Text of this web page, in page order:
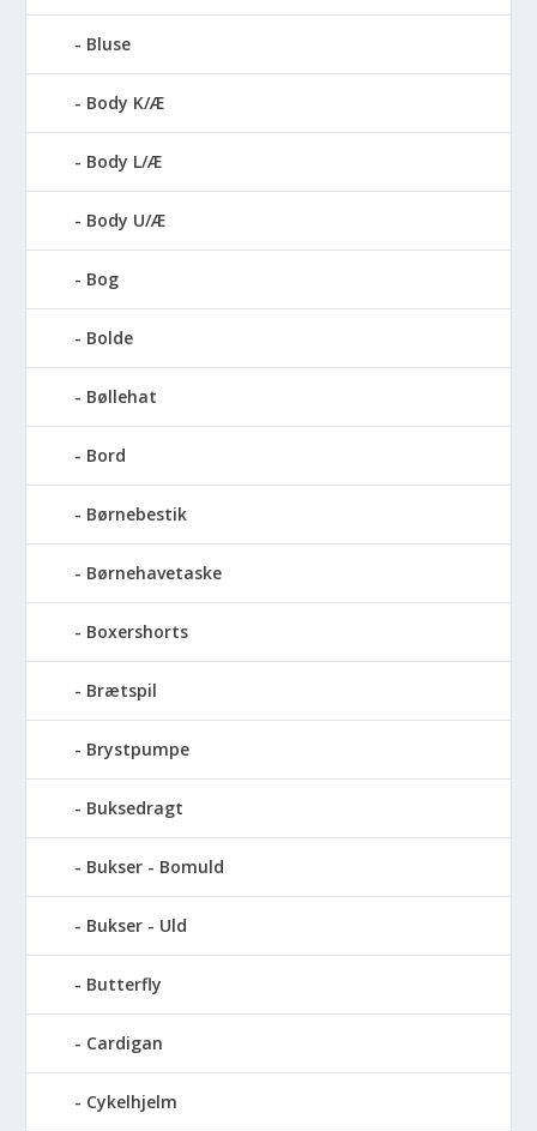
Bluse
Body K/Æ
Body L/Æ
Body U/Æ
Bog
Bolde
Bøllehat
Bord
Børnebestik
Børnehavetaske
Boxershorts
Brætspil
Brystpumpe
Buksedragt
Bukser - Bomuld
Bukser - Uld
Butterfly
Cardigan
Cykelhjelm